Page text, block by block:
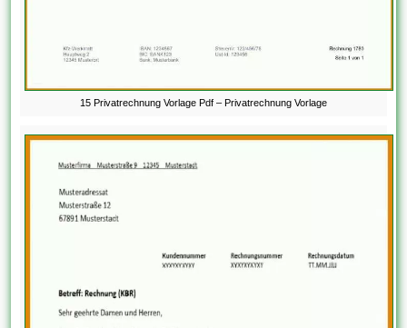
15 Privatrechnung Vorlage Pdf – Privatrechnung Vorlage